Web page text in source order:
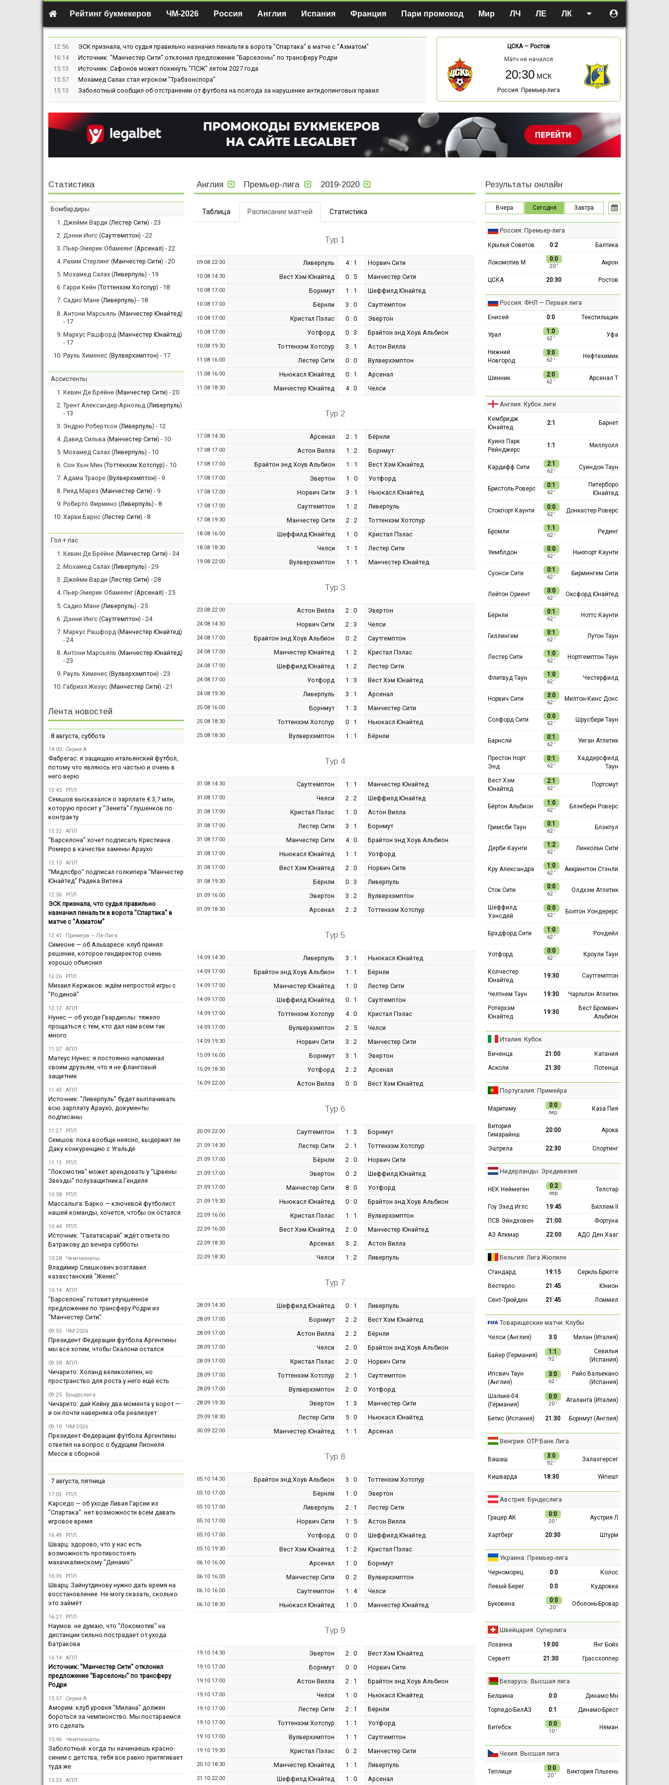
Рейтинг букмекеров ЧМ-2026 Россия Англия Испания Франция Пари промокод Мир ЛЧ ЛЕ ЛК
12:56
ЭСК признала, что судья правильно назначил пенальти в ворота "Спартака" в матче с "Ахматом"
16:14
Источник: "Манчестер Сити" отклонил предложение "Барселоны" по трансферу Родри
15:13
Источник: Сафонов может покинуть "ПСЖ" летом 2027 года
15:57
Мохамед Салах стал игроком "Трабзонспора"
15:13
Заболотный сообщил об отстранении от футбола на полгода за нарушение антидопинговых правил
ЦСКА— Ростов
Матч не начался
20:30
Россия: Премьер-лига
Англия Премьер-лига 2019-2020
Таблица Расписание матчей Статистика
Тур 1
09.08 22:00 Ливерпуль 4 : 1 Норвич Сити
10.08 14:30 Вест Хэм Юнайтед 0 : 5 Манчестер Сити
10.08 17:00 Борнмут 1 : 1 Шеффилд Юнайтед
10.08 17:00 Бёрнли 3 : 0 Саутгемптон
10.08 17:00 Кристал Пэлас 0 : 0 Эвертон
10.08 17:00 Уотфорд 0 : 3 Брайтон энд Хоув Альбион
10.08 19:30 Тоттенхэм Хотспур 3 : 1 Астон Вилла
11.08 16:00 Лестер Сити 0 : 0 Вулверхэмптон
11.08 16:00 Ньюкасл Юнайтед 0 : 1 Арсенал
11.08 18:30 Манчестер Юнайтед 4 : 0 Челси
Тур 2
17.08 14:30 Арсенал 2 : 1 Бёрнли
17.08 17:00 Астон Вилла 1 : 2 Борнмут
17.08 17:00 Брайтон энд Хоув Альбион 1 : 1 Вест Хэм Юнайтед
17.08 17:00 Эвертон 1 : 0 Уотфорд
17.08 17:00 Норвич Сити 3 : 1 Ньюкасл Юнайтед
17.08 17:00 Саутгемптон 1 : 2 Ливерпуль
17.08 19:30 Манчестер Сити 2 : 2 Тоттенхэм Хотспур
18.08 16:00 Шеффилд Юнайтед 1 : 0 Кристал Пэлас
18.08 18:30 Челси 1 : 1 Лестер Сити
19.08 22:00 Вулверхэмптон 1 : 1 Манчестер Юнайтед
Тур 3
23.08 22:00 Астон Вилла 2 : 0 Эвертон
24.08 14:30 Норвич Сити 2 : 3 Челси
24.08 17:00 Брайтон энд Хоув Альбион 0 : 2 Саутгемптон
24.08 17:00 Манчестер Юнайтед 1 : 2 Кристал Пэлас
24.08 17:00 Шеффилд Юнайтед 1 : 2 Лестер Сити
24.08 17:00 Уотфорд 1 : 3 Вест Хэм Юнайтед
24.08 19:30 Ливерпуль 3 : 1 Арсенал
25.08 16:00 Борнмут 1 : 3 Манчестер Сити
25.08 18:30 Тоттенхэм Хотспур 0 : 1 Ньюкасл Юнайтед
25.08 18:30 Вулверхэмптон 1 : 1 Бёрнли
Тур 4
31.08 14:30 Саутгемптон 1 : 1 Манчестер Юнайтед
31.08 17:00 Челси 2 : 2 Шеффилд Юнайтед
31.08 17:00 Кристал Пэлас 1 : 0 Астон Вилла
31.08 17:00 Лестер Сити 3 : 1 Борнмут
31.08 17:00 Манчестер Сити 4 : 0 Брайтон энд Хоув Альбион
31.08 17:00 Ньюкасл Юнайтед 1 : 1 Уотфорд
31.08 17:00 Вест Хэм Юнайтед 2 : 0 Норвич Сити
31.08 19:30 Бёрнли 0 : 3 Ливерпуль
01.09 16:00 Эвертон 3 : 2 Вулверхэмптон
01.09 18:30 Арсенал 2 : 2 Тоттенхэм Хотспур
Тур 5
14.09 14:30 Ливерпуль 3 : 1 Ньюкасл Юнайтед
14.09 17:00 Брайтон энд Хоув Альбион 1 : 1 Бёрнли
14.09 17:00 Манчестер Юнайтед 1 : 0 Лестер Сити
14.09 17:00 Шеффилд Юнайтед 0 : 1 Саутгемптон
14.09 17:00 Тоттенхэм Хотспур 4 : 0 Кристал Пэлас
14.09 17:00 Вулверхэмптон 2 : 5 Челси
14.09 19:30 Норвич Сити 3 : 2 Манчестер Сити
15.09 16:00 Борнмут 3 : 1 Эвертон
15.09 18:30 Уотфорд 2 : 2 Арсенал
16.09 22:00 Астон Вилла 0 : 0 Вест Хэм Юнайтед
Тур 6
20.09 22:00 Саутгемптон 1 : 3 Борнмут
21.09 14:30 Лестер Сити 2 : 1 Тоттенхэм Хотспур
21.09 17:00 Бёрнли 2 : 0 Норвич Сити
21.09 17:00 Эвертон 0 : 2 Шеффилд Юнайтед
21.09 17:00 Манчестер Сити 8 : 0 Уотфорд
21.09 19:30 Ньюкасл Юнайтед 0 : 0 Брайтон энд Хоув Альбион
22.09 16:00 Кристал Пэлас 1 : 1 Вулверхэмптон
22.09 16:00 Вест Хэм Юнайтед 2 : 0 Манчестер Юнайтед
22.09 18:30 Арсенал 3 : 2 Астон Вилла
22.09 18:30 Челси 1 : 2 Ливерпуль
Тур 7
28.09 14:30 Шеффилд Юнайтед 0 : 1 Ливерпуль
28.09 17:00 Борнмут 2 : 2 Вест Хэм Юнайтед
28.09 17:00 Астон Вилла 2 : 2 Бёрнли
28.09 17:00 Челси 2 : 0 Брайтон энд Хоув Альбион
28.09 17:00 Кристал Пэлас 2 : 0 Норвич Сити
28.09 17:00 Тоттенхэм Хотспур 2 : 1 Саутгемптон
28.09 17:00 Вулверхэмптон 2 : 0 Уотфорд
28.09 19:30 Эвертон 1 : 3 Манчестер Сити
29.09 18:30 Лестер Сити 5 : 0 Ньюкасл Юнайтед
30.09 22:00 Манчестер Юнайтед 1 : 1 Арсенал
Тур 8
05.10 14:30 Брайтон энд Хоув Альбион 3 : 0 Тоттенхэм Хотспур
05.10 17:00 Бёрнли 1 : 0 Эвертон
05.10 17:00 Ливерпуль 2 : 1 Лестер Сити
05.10 17:00 Норвич Сити 1 : 5 Астон Вилла
05.10 17:00 Уотфорд 0 : 0 Шеффилд Юнайтед
05.10 19:30 Вест Хэм Юнайтед 1 : 2 Кристал Пэлас
06.10 16:00 Арсенал 1 : 0 Борнмут
06.10 16:00 Манчестер Сити 0 : 2 Вулверхэмптон
06.10 16:00 Саутгемптон 1 : 4 Челси
06.10 18:30 Ньюкасл Юнайтед 1 : 0 Манчестер Юнайтед
Тур 9
19.10 14:30 Эвертон 2 : 0 Вест Хэм Юнайтед
19.10 17:00 Борнмут 0 : 0 Норвич Сити
19.10 17:00 Астон Вилла 2 : 1 Брайтон энд Хоув Альбион
19.10 17:00 Челси 1 : 0 Ньюкасл Юнайтед
19.10 17:00 Лестер Сити 2 : 1 Бёрнли
19.10 17:00 Тоттенхэм Хотспур 1 : 1 Уотфорд
19.10 17:00 Вулверхэмптон 1 : 1 Саутгемптон
19.10 19:30 Кристал Пэлас 0 : 2 Манчестер Сити
20.10 18:30 Манчестер Юнайтед 1 : 1 Ливерпуль
21.10 22:00 Шеффилд Юнайтед 1 : 0 Арсенал
Статистика
Бомбардиры
Джейми Варди (Лестер Сити) - 23
Дэнни Ингс (Саутгемптон) - 22
Пьер-Эмерик Обамеянг (Арсенал) - 22
Рахим Стерлинг (Манчестер Сити) - 20
Мохамед Салах (Ливерпуль) - 19
Гарри Кейн (Тоттенхэм Хотспур) - 18
Садио Мане (Ливерпуль) - 18
Антони Марсьяль (Манчестер Юнайтед)
- 17
Маркус Рашфорд (Манчестер Юнайтед)
- 17
Рауль Хименес (Вулверхэмптон) - 17
Ассистенты
Кевин Де Брёйне (Манчестер Сити) - 20
Трент Александер-Арнольд (Ливерпуль)
- 13
Эндрю Робертсон (Ливерпуль) - 12
Давид Сильва (Манчестер Сити) - 10
Мохамед Салах (Ливерпуль) - 10
Сон Хын Мин (Тоттенхэм Хотспур) - 10
Адама Траоре (Вулверхэмптон) - 9
Рияд Марез (Манчестер Сити) - 9
Роберто Фирмино (Ливерпуль) - 8
Харви Барнс (Лестер Сити) - 8
Гол + пас
Кевин Де Брёйне (Манчестер Сити) - 34
Мохамед Салах (Ливерпуль) - 29
Джейми Варди (Лестер Сити) - 28
Пьер-Эмерик Обамеянг (Арсенал) - 25
Садио Мане (Ливерпуль) - 25
Дэнни Ингс (Саутгемптон) - 24
Маркус Рашфорд (Манчестер Юнайтед)
- 24
Антони Марсьяль (Манчестер Юнайтед)
- 23
Рауль Хименес (Вулверхэмптон) - 23
Габриэл Жезус (Манчестер Сити) - 21
Лента новостей
8 августа, суббота
14:00 Серия А
Фабрегас: я защищаю итальянский футбол,
потому что являюсь его частью и очень в
него верю
13:45 РПЛ
Семшов высказался о зарплате € 3,7 млн,
которую просит у "Зенита" Глушенков по
контракту
13:32 АПЛ
"Барселона" хочет подписать Кристиана
Ромеро в качестве замены Араухо
13:15 АПЛ
"Мидлсбро" подписал голкипера "Манчестер
Юнайтед" Радека Витека
12:56 РПЛ
ЭСК признала, что судья правильно
назначил пенальти в ворота "Спартака" в
матче с "Ахматом"
12:41 Примера — Ла-Лига
Симеоне — об Альваресе: клуб принял
решение, которое гендиректор очень
хорошо объяснил
12:26 РПЛ
Михаил Кержаков: ждём непростой игры с
"Родиной"
12:12 АПЛ
Нунес — об уходе Гвардиолы: тяжело
прощаться с тем, кто дал нам всем так
много
11:57 АПЛ
Матеус Нунес: я постоянно напоминал
своим друзьям, что я не фланговый
защитник
11:43 АПЛ
Источник: "Ливерпуль" будет выплачивать
всю зарплату Араухо, документы
подписаны
11:27 РПЛ
Семшов: пока вообще неясно, выдержит ли
Даку конкуренцию с Угальде
11:13 РПЛ
"Локомотив" может арендовать у "Црвены
Звезды" полузащитника Генделя
10:58 РПЛ
Массалыга: Барко — ключевой футболист
нашей команды, хочется, чтобы он остался
10:44 РПЛ
Источник: "Галатасарай" ждёт ответа по
Батракову до вечера субботы
10:28 Чемпионаты
Владимир Слишкович возглавил
казахстанский "Женис"
10:14 АПЛ
"Барселона" готовит улучшенное
предложение по трансферу Родри из
"Манчестер Сити"
09:55 ЧМ-2026
Президент Федерации футбола Аргентины:
мы все хотим, чтобы Скалони остался
09:38 АПЛ
Чичарито: Холанд великолепен, но
пространство для роста у него ещё есть
09:25 Бундеслига
Чичарито: дай Кейну два момента у ворот —
и он почти наверняка оба реализует
09:10 ЧМ-2026
Президент Федерации футбола Аргентины
ответил на вопрос о будущем Лионеля
Месси в сборной
7 августа, пятница
17:03 РПЛ
Карседо — об уходе Ливая Гарсии из
"Спартака": нет возможности всем давать
игровое время
16:49 РПЛ
Шварц: здорово, что у нас есть
возможность противостоять
махачкалинскому "Динамо"
16:36 РПЛ
Шварц: Зайнутдинову нужно дать время на
восстановление. Не могу сказать, сколько
это займёт
16:27 РПЛ
Наумов: не думаю, что "Локомотив" на
дистанции сильно пострадает от ухода
Батракова
16:14 АПЛ
Источник: "Манчестер Сити" отклонил
предложение "Барселоны" по трансферу
Родри
15:57 Серия А
Аморим: клуб уровня "Милана" должен
бороться за чемпионство. Мы постараемся
это сделать
15:46 Чемпионаты
Заболотный: когда ты начинаешь красно-
синим с детства, тебя все равно притягивает
туда же
15:35 АПЛ
Результаты онлайн
Вчера Сегодня Завтра
Россия: Премьер-лига
Крылья Советов 0:2 Балтика
Локомотив М 0:0
20 ′
Акрон
ЦСКА 20:30 Ростов
Россия: ФНЛ — Первая лига
Енисей 0:0 Текстильщик
Урал 1:0
62 ′
Уфа
Нижний
Новгород
3:0
62 ′
Нефтехимик
Шинник 2:0
62 ′
Арсенал Т
Англия: Кубок лиги
Кембридж
Юнайтед
2:1 Барнет
Куинз Парк
Рейнджерс
1:1 Миллуолл
Кардифф Сити 2:1
62 ′
Суиндон Таун
Бристоль Роверс 0:1
62 ′
Питерборо
Юнайтед
Стокпорт Каунти 0:0
62 ′
Донкастер Роверс
Бромли 1:1
62 ′
Рединг
Уимблдон 0:0
62 ′
Ньюпорт Каунти
Суонси Сити 0:1
62 ′
Бирмингем Сити
Лейтон Ориент 0:0
62 ′
Оксфорд Юнайтед
Бёрнли 0:1
62 ′
Ноттс Каунти
Гиллингем 0:1
62 ′
Лутон Таун
Лестер Сити 1:0
62 ′
Нортгемптон Таун
Флитвуд Таун 1:0
62 ′
Честерфилд
Норвич Сити 3:0
62 ′
Милтон-Кинс Донс
Солфорд Сити 0:0
62 ′
Шрусбери Таун
Барнсли 0:1
62 ′
Уиган Атлетик
Престон Норт
Энд
0:1
62 ′
Хаддерсфилд
Таун
Вест Хэм
Юнайтед
2:1
62 ′
Портсмут
Бёртон Альбион 1:0
62 ′
Блэкберн Роверс
Гримсби Таун 0:1
62 ′
Блэкпул
Дерби Каунти 1:2
62 ′
Линкольн Сити
Кру Александра 1:0
62 ′
Аккрингтон Стэнли
Сток Сити 0:0
62 ′
Олдхэм Атлетик
Шеффилд
Уэнсдей
0:0
62 ′
Болтон Уондерерс
Брэдфорд Сити 1:0
62 ′
Рочдейл
Уотфорд 0:0
62 ′
Кроули Таун
Колчестер
Юнайтед
19:30 Саутгемптон
Челтнем Таун 19:30
Чарльтон Атлетик
Ротерхэм
Юнайтед
19:30
Вест Бромвич
Альбион
Италия: Кубок
Виченца 21:00
Катания
Асколи
21:30 Потенца
Португалия: Примейра
Маритиму 0:0
пер.
Каза Пия
Витория
Гимарайнш
20:00 Арока
Эштрела 22:30 Спортинг
Нидерланды: Эредивизия
НЕК Неймеген 0:2
пер.
Телстар
Гоу Эхед Иглс 19:45
Виллем II
ПСВ Эйндховен
21:00
Фортуна
АЗ Алкмар
22:00 АДО Ден Хааг
Бельгия: Лига Жюпиле
Стандард 19:15
Серкль Брюгге
Вестерло
21:45
Юнион
Сент-Трюйден
21:45 Ломмел
Товарищеские матчи: Клубы
Челси (Англия) 3:0 Милан (Италия)
Байер (Германия) 1:1
92 ′
Севилья
(Испания)
Ипсвич Таун
(Англия)
3:0
62 ′
Райо Вальекано
(Испания)
Шальке-04
(Германия)
0:0
20 ′
Аталанта (Италия)
Бетис (Испания) 21:30 Борнмут (Англия)
Венгрия: ОТР Банк Лига
Вашаш 3:0
92 ′
Залаэгерсег
Кишварда 18:30 Уйпешт
Австрия: Бундеслига
Грацер АК 0:0
20 ′
Аустрия Л
Хартберг 20:30 Штурм
Украина: Премьер-лига
Черноморец 0:0
Колос
Левый Берег
0:0 Кудровка
Буковина 0:0
20 ′
Оболонь-Бровар
Швейцария: Суперлига
Лозанна 19:00
Янг Бойз
Серветт
21:30 Грассхоппер
Беларусь: Высшая лига
Белшина 0:0
Динамо Мн
Торпедо-БелАЗ
0:1 Динамо-Брест
Витебск 0:0
10 ′
Неман
Чехия: Высшая лига
Теплице 0:0
20 ′
Виктория Пльзень